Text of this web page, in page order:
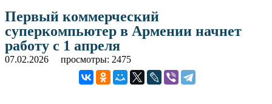
Первый коммерческий
суперкомпьютер в Армении начнет
работу с 1 апреля
07.02.2026 просмотры: 2475